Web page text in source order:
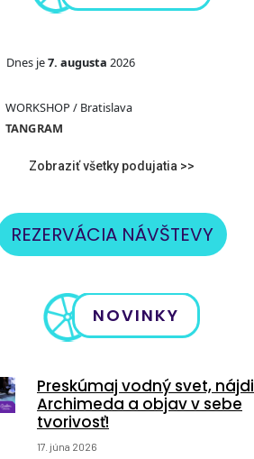
Dnes je7. augusta 2026
WORKSHOP / Bratislava
TANGRAM
Zobraziť všetky podujatia >>
REZERVÁCIA NÁVŠTEVY
NOVINKY
Preskúmaj vodný svet, nájdi
Archimeda a objav v sebe
tvorivosť!
17. júna 2026